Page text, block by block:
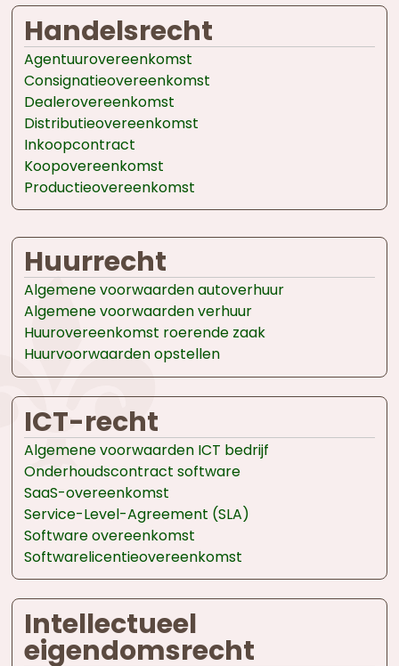
Handelsrecht
Agentuurovereenkomst
Consignatieovereenkomst
Dealerovereenkomst
Distributieovereenkomst
Inkoopcontract
Koopovereenkomst
Productieovereenkomst
Huurrecht
Algemene voorwaarden autoverhuur
Algemene voorwaarden verhuur
Huurovereenkomst roerende zaak
Huurvoorwaarden opstellen
ICT-recht
Algemene voorwaarden ICT bedrijf
Onderhoudscontract software
SaaS-overeenkomst
Service-Level-Agreement (SLA)
Software overeenkomst
Softwarelicentieovereenkomst
Intellectueel
eigendomsrecht